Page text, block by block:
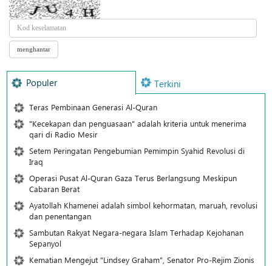
Populer Terkini
Teras Pembinaan Generasi Al-Quran
"Kecekapan dan penguasaan" adalah kriteria untuk menerima
qari di Radio Mesir
Setem Peringatan Pengebumian Pemimpin Syahid Revolusi di
Iraq
Operasi Pusat Al-Quran Gaza Terus Berlangsung Meskipun
Cabaran Berat
Ayatollah Khamenei adalah simbol kehormatan, maruah, revolusi
dan penentangan
Sambutan Rakyat Negara-negara Islam Terhadap Kejohanan
Sepanyol
Kematian Mengejut "Lindsey Graham", Senator Pro-Rejim Zionis